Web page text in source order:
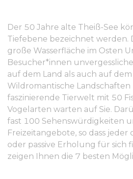
Der 50 Jahre alte Theiß-See
Tiefebene bezeichnet werden.
große Wasserfläche im Osten
Besucher*innen
auf dem Land als auch auf dem
Wildromantische Landschaften
faszinierende Tierwelt mit 50
Vogelarten warten auf Sie.
fast 100 Sehenswürdigkeiten
Freizeitangebote, so dass jeder
oder passive Erholung für sich
zeigen Ihnen die 7 besten